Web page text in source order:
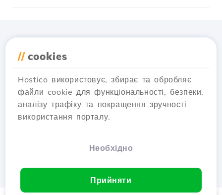
// cookies
Hostico використовує, збирає та обробляє
файли cookie для функціональності, безпеки,
аналізу трафіку та покращення зручності
використання порталу.
Необхідно
Прийняти